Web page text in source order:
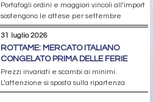
Portafogli ordini e maggiori vincoli all’import
sostengono le attese per settembre
31 luglio 2026
ROTTAME: MERCATO ITALIANO
CONGELATO PRIMA DELLE FERIE
Prezzi invariati e scambi ai minimi.
L’attenzione si sposta sulla ripartenza